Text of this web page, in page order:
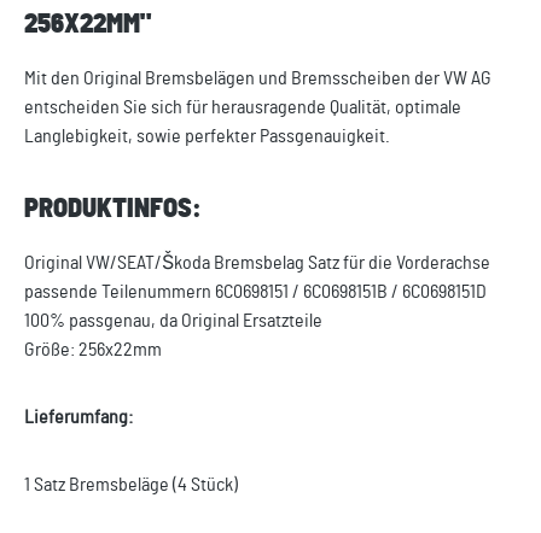
256X22MM"
Mit den Original Bremsbelägen und Bremsscheiben der VW AG
entscheiden Sie sich für herausragende Qualität, optimale
Langlebigkeit, sowie perfekter Passgenauigkeit.
PRODUKTINFOS:
Original VW/SEAT/Škoda Bremsbelag Satz für die Vorderachse
passende Teilenummern 6C0698151 / 6C0698151B / 6C0698151D
100% passgenau, da Original Ersatzteile
Größe: 256x22mm
Lieferumfang:
1 Satz Bremsbeläge (4 Stück)